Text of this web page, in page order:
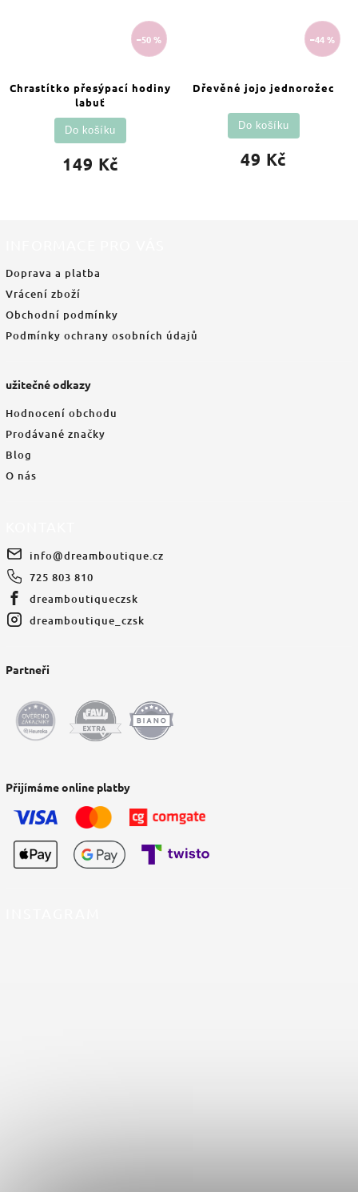
–50 %
Chrastítko přesýpací hodiny
labuť
149 Kč
Do košíku
–44 %
Dřevěné jojo jednorožec
49 Kč
Do košíku
Doprava a platba
Vrácení zboží
Obchodní podmínky
Podmínky ochrany osobních údajů
užitečné odkazy
Hodnocení obchodu
Prodávané značky
Blog
O nás
info@dreamboutique.cz
725 803 810
dreamboutiqueczsk
dreamboutique_czsk
Partneři
Přijímáme online platby